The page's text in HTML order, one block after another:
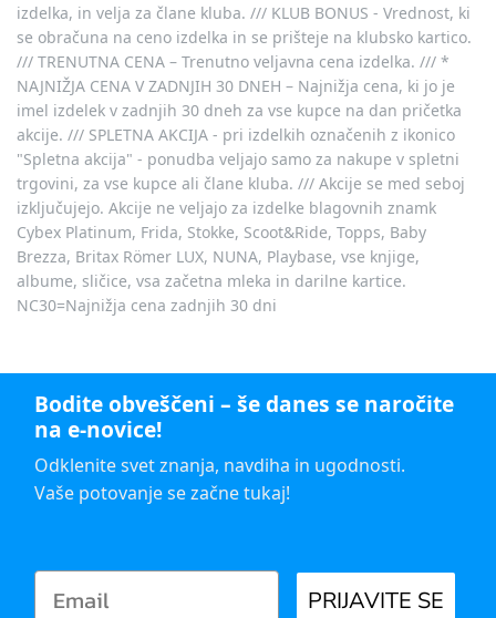
izdelka, in velja za člane kluba. /// KLUB BONUS - Vrednost, ki
se obračuna na ceno izdelka in se prišteje na klubsko kartico.
/// TRENUTNA CENA – Trenutno veljavna cena izdelka. /// *
NAJNIŽJA CENA V ZADNJIH 30 DNEH – Najnižja cena, ki jo je
imel izdelek v zadnjih 30 dneh za vse kupce na dan pričetka
akcije. /// SPLETNA AKCIJA - pri izdelkih označenih z ikonico
"Spletna akcija" - ponudba veljajo samo za nakupe v spletni
trgovini, za vse kupce ali člane kluba. /// Akcije se med seboj
izključujejo. Akcije ne veljajo za izdelke blagovnih znamk
Cybex Platinum, Frida, Stokke, Scoot&Ride, Topps, Baby
Brezza, Britax Römer LUX, NUNA, Playbase, vse knjige,
albume, sličice, vsa začetna mleka in darilne kartice.
NC30=Najnižja cena zadnjih 30 dni
Bodite obveščeni – še danes se naročite
na e-novice!
Odklenite svet znanja, navdiha in ugodnosti.
Vaše potovanje se začne tukaj!
PRIJAVITE SE